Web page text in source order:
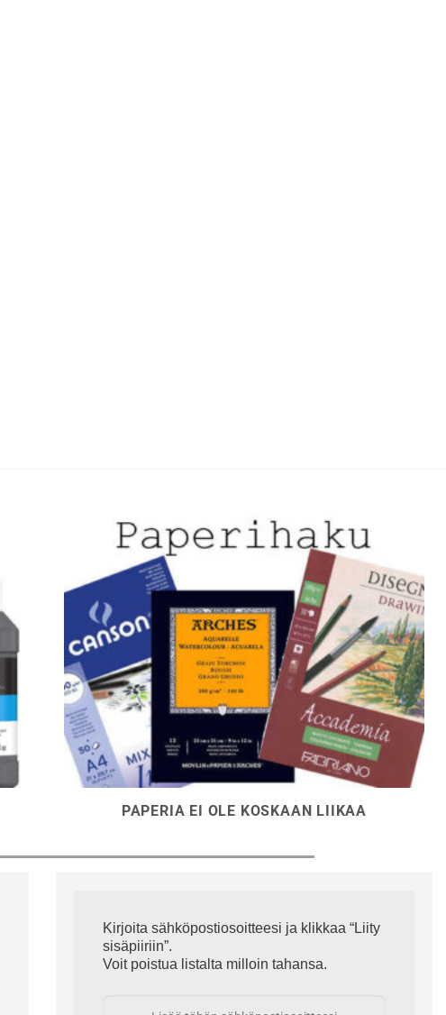
PAPERIA EI OLE KOSKAAN LIIKAA
Kirjoita sähköpostiosoitteesi ja klikkaa “Liity
sisäpiiriin”.
Voit poistua listalta milloin tahansa.